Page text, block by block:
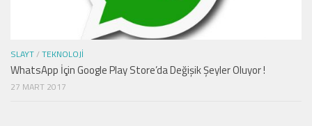
SLAYT/TEKNOLOJI
WhatsApp İçin Google Play Store’da Değişik Şeyler Oluyor !
27 MART 2017